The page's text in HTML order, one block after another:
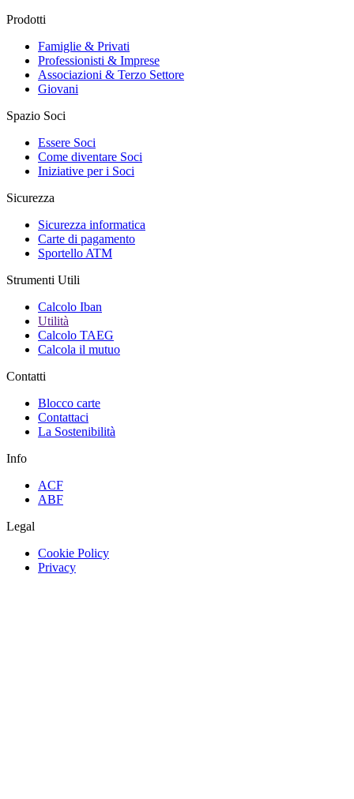
Prodotti
Famiglie & Privati
Professionisti & Imprese
Associazioni & Terzo Settore
Giovani
Spazio Soci
Essere Soci
Come diventare Soci
Iniziative per i Soci
Sicurezza
Sicurezza informatica
Carte di pagamento
Sportello ATM
Strumenti Utili
Calcolo Iban
Utilità
Calcolo TAEG
Calcola il mutuo
Contatti
Blocco carte
Contattaci
La Sostenibilità
Info
ACF
ABF
Legal
Cookie Policy
Privacy